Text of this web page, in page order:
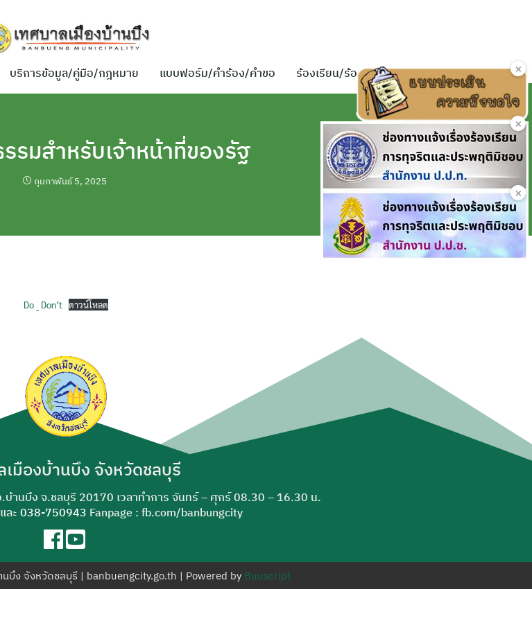
บริการข้อมูล/คู่มือ/กฎหมาย แบบฟอร์ม/คำร้อง/คำขอ ร้องเรียน/ร้องทุกข์ ติดต่อเรา
รมสำหรับเจ้าหน้าที่ของรัฐ
กุมภาพันธ์ 5, 2025
Do _ Don’t ดาวน์โหลด
เมืองบ้านบึง จังหวัดชลบุรี
านบึง จ.ชลบุรี 20170 เวลาทำการ จันทร์ – ศุกร์ 08.30 – 16.30 น.
และ038-750943 Fanpage : fb.com/banbungcity
บึง จังหวัดชลบุรี | banbuengcity.go.th | Powered by Buuscript
×
×
×